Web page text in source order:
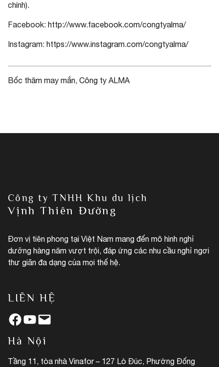
chính).
Facebook: http://www.facebook.com/congtyalma/
Instagram: https://www.instagram.com/congtyalma/
Bốc thăm may mắn, Công ty ALMA
Công ty TNHH Khu du lịch
Vịnh Thiên Đường
Đơn vị tiên phong tại Việt Nam mang đến mô hình nghỉ
dưỡng hàng năm vượt trội, đáp ứng các nhu cầu nghỉ ngơi
thư giãn đa dạng của mọi thế hệ.
LIÊN HỆ
Facebook YouTube Mail
Hà Nội
Tầng 11, tòa nhà Vinafor – 127 Lò Đúc, Phường Đống